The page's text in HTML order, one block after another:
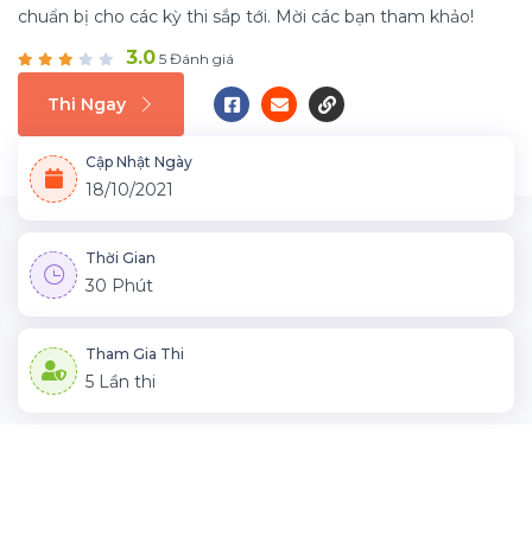
chuẩn bị cho các kỳ thi sắp tới. Mời các bạn tham khảo!
3.0 5 Đánh giá
Thi Ngay
Cập Nhật Ngày
18/10/2021
Thời Gian
30 Phút
Tham Gia Thi
5 Lần thi